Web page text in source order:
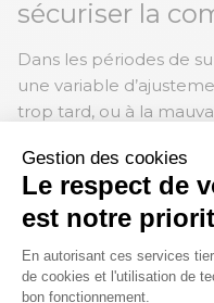
sécuriser la
Dans les périodes de
une variable
trop tard, ou à la
masse. Le risque, un
d’information critique.
Pour pallier ce risque, il
mentionnés ci-dessus.
peuvent être